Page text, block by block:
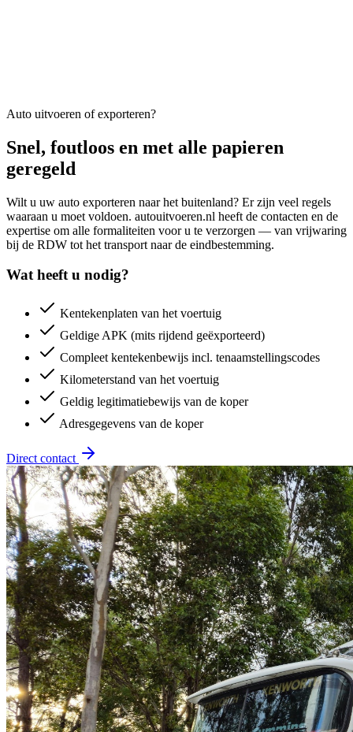
Auto uitvoeren of exporteren?
Snel, foutloos en met alle papieren
geregeld
Wilt u uw auto exporteren naar het buitenland? Er zijn veel regels
waaraan u moet voldoen. autouitvoeren.nl heeft de contacten en de
expertise om alle formaliteiten voor u te verzorgen — van vrijwaring
bij de RDW tot het transport naar de eindbestemming.
Wat heeft u nodig?
Kentekenplaten van het voertuig
Geldige APK (mits rijdend geëxporteerd)
Compleet kentekenbewijs incl. tenaamstellingscodes
Kilometerstand van het voertuig
Geldig legitimatiebewijs van de koper
Adresgegevens van de koper
Direct contact